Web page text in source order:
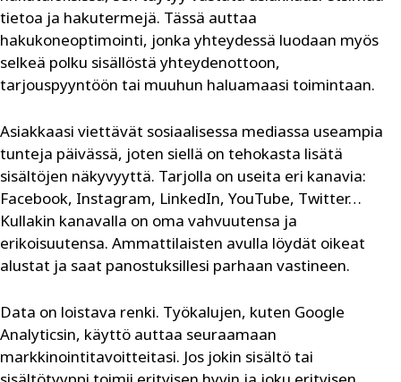
tietoa ja hakutermejä. Tässä auttaa
hakukoneoptimointi, jonka yhteydessä luodaan myös
selkeä polku sisällöstä yhteydenottoon,
tarjouspyyntöön tai muuhun haluamaasi toimintaan.
Asiakkaasi viettävät sosiaalisessa mediassa useampia
tunteja päivässä, joten siellä on tehokasta lisätä
sisältöjen näkyvyyttä. Tarjolla on useita eri kanavia:
Facebook, Instagram, LinkedIn, YouTube, Twitter…
Kullakin kanavalla on oma vahvuutensa ja
erikoisuutensa. Ammattilaisten avulla löydät oikeat
alustat ja saat panostuksillesi parhaan vastineen.
Data on loistava renki. Työkalujen, kuten Google
Analyticsin, käyttö auttaa seuraamaan
markkinointitavoitteitasi. Jos jokin sisältö tai